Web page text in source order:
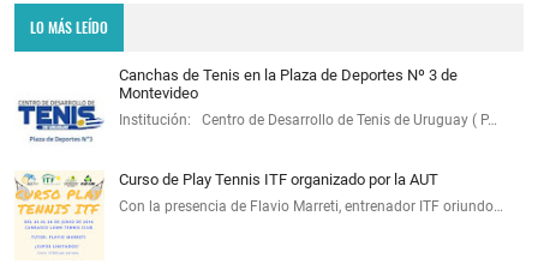
LO MÁS LEÍDO
Canchas de Tenis en la Plaza de Deportes Nº 3 de
Montevideo
Institución: Centro de Desarrollo de Tenis de Uruguay ( P…
Curso de Play Tennis ITF organizado por la AUT
Con la presencia de Flavio Marreti, entrenador ITF oriundo…